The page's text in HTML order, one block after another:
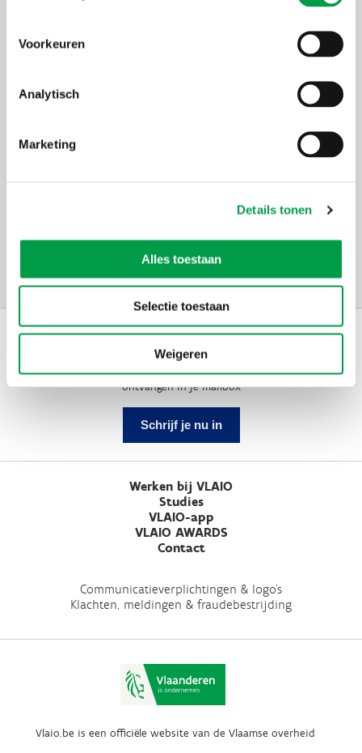
Voorkeuren
Analytisch
Marketing
Details tonen
Alles toestaan
Selectie toestaan
Weigeren
gewaarborgd gemiddeld minimummaandinkomen
€ 2.029,88.
Het bedrag van de premie wordt bepaald op basis van het
gewaarborgd gemiddeld minimummaandinkomen
Laad meer
Schrijf je in op
de nieuwsbrief
Kies welk nieuws je wil
ontvangen in je mailbox
Schrijf je nu in
Werken bij VLAIO
Studies
VLAIO-app
VLAIO AWARDS
Contact
Communicatieverplichtingen & logo's
Klachten, meldingen & fraudebestrijding
Vlaio.be is een officiële website van de Vlaamse overheid